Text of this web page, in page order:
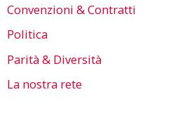
Convenzioni & Contratti
Politica
Parità & Diversità
La nostra rete